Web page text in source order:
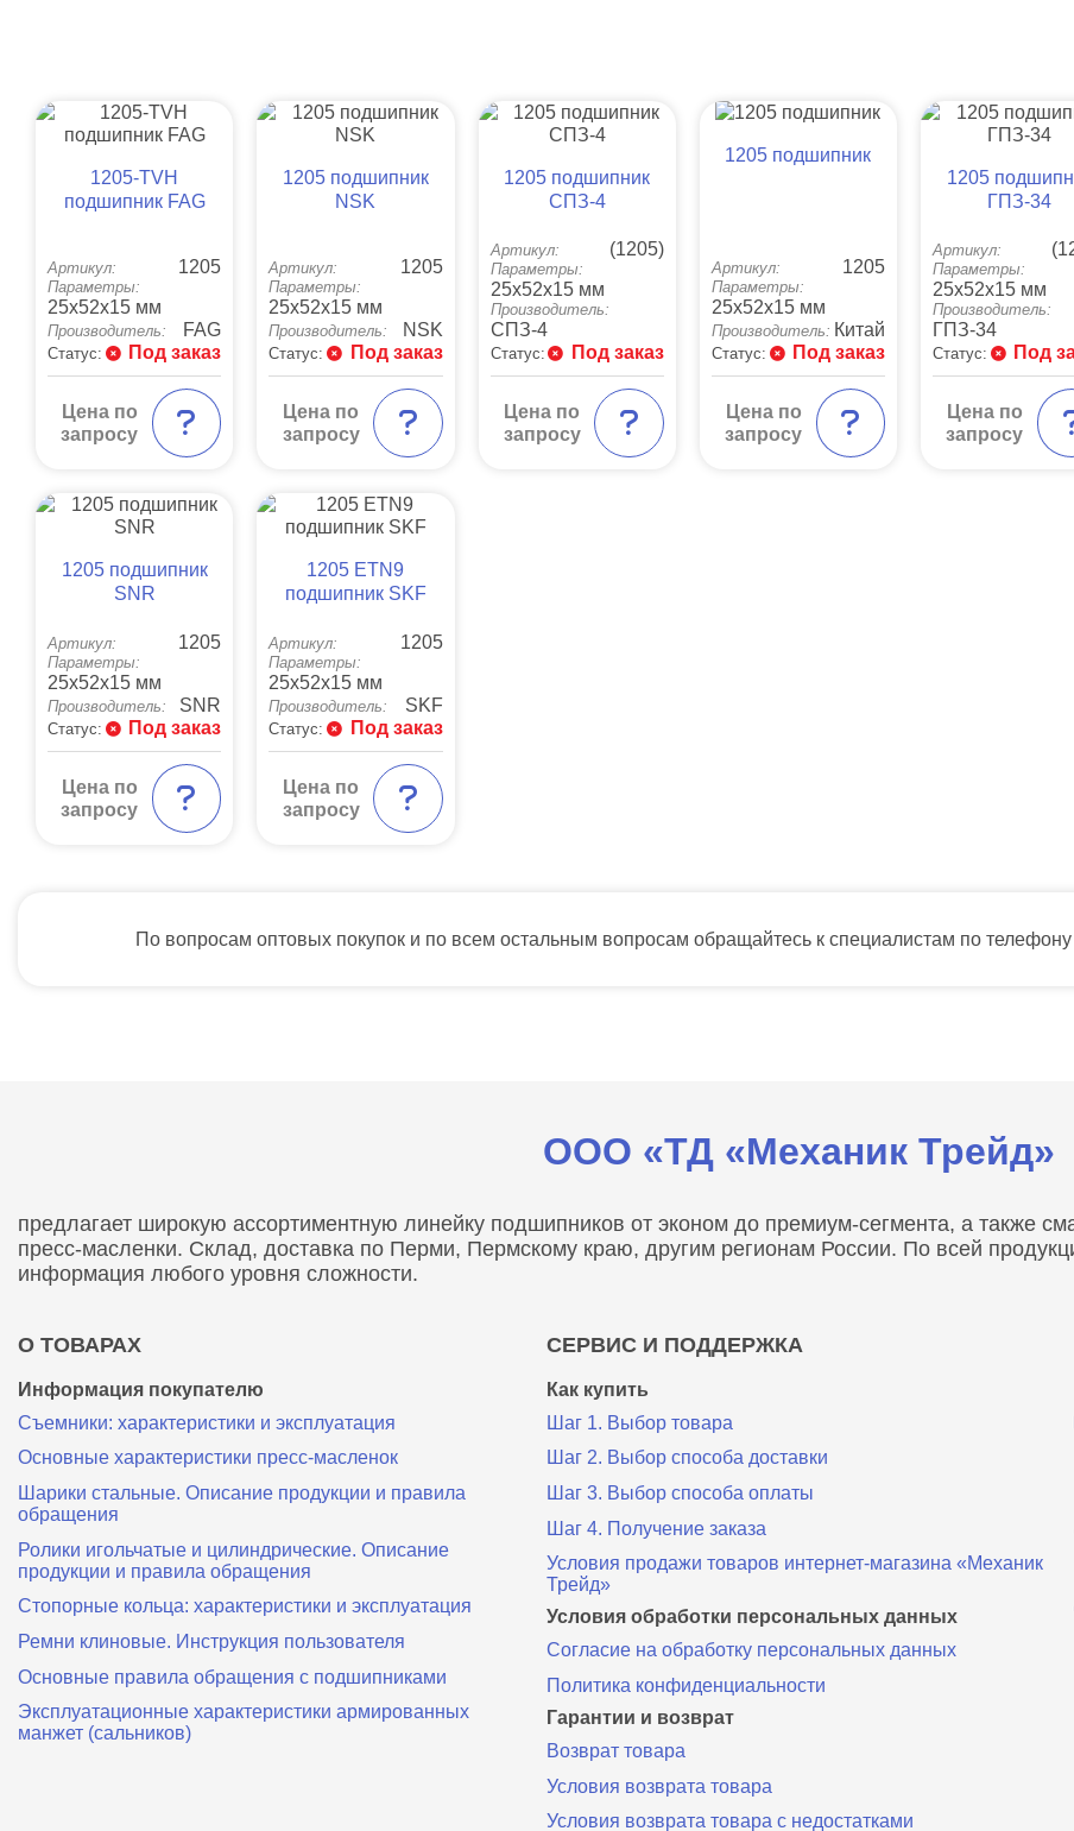
1205-TVH
подшипник FAG
Артикул: 1205
Параметры:
25x52x15 мм
Производитель: FAG
Статус: Под заказ
Цена по
запросу
1205 подшипник
NSK
Артикул: 1205
Параметры:
25x52x15 мм
Производитель: NSK
Статус: Под заказ
Цена по
запросу
1205 подшипник
СПЗ-4
Артикул: (1205)
Параметры:
25x52x15 мм
Производитель:
СПЗ-4
Статус: Под заказ
Цена по
запросу
1205 подшипник
Артикул: 1205
Параметры:
25x52x15 мм
Производитель: Китай
Статус: Под заказ
Цена по
запросу
1205
ГПЗ-34
Артикул:
Параметры:
25x52x15 мм
Производитель:
ГПЗ-34
Статус: Под
Цена по
запросу
1205 подшипник
SNR
Артикул: 1205
Параметры:
25x52x15 мм
Производитель: SNR
Статус: Под заказ
Цена по
запросу
1205 ETN9
подшипник SKF
Артикул: 1205
Параметры:
25x52x15 мм
Производитель: SKF
Статус: Под заказ
Цена по
запросу
По вопросам оптовых покупок и по всем остальным вопросам обращайтесь к специалистам по телефону
ООО «ТД «Механик Трейд»
предлагает широкую ассортиментную линейку подшипников от эконом до премиум-сегмента, а также
пресс-масленки. Склад, доставка по Перми, Пермскому краю, другим регионам России. По всей
информация любого уровня сложности.
О ТОВАРАХ
Информация покупателю
Съемники: характеристики и эксплуатация
Основные характеристики пресс‑масленок
Шарики стальные. Описание продукции и правила
обращения
Ролики игольчатые и цилиндрические. Описание
продукции и правила обращения
Стопорные кольца: характеристики и эксплуатация
Ремни клиновые. Инструкция пользователя
Основные правила обращения с подшипниками
Эксплуатационные характеристики армированных
манжет (сальников)
СЕРВИС И ПОДДЕРЖКА
Как купить
Шаг 1. Выбор товара
Шаг 2. Выбор способа доставки
Шаг 3. Выбор способа оплаты
Шаг 4. Получение заказа
Условия продажи товаров интернет-магазина «Механик
Трейд»
Условия обработки персональных данных
Согласие на обработку персональных данных
Политика конфиденциальности
Гарантии и возврат
Возврат товара
Условия возврата товара
Условия возврата товара с недостатками